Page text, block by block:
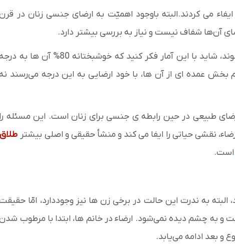
می کردند.البته باوجود اهمیّت به ارضای جنسی زنان در
آن‌ها شفاف نیست و نیاز به بررسی بیشتر دارد.
طبق آخرین آمار، حدود 20% خانم‌ها اصلاً ارضاء نمی‌شوند، شاید با این آمار فکر کنید که خوشبختانه 80% آن ها به
عمده ای از آن ها، با خود ارضایی به این درجه می‌رسند
طبیعی در حین رابطه ی جنسی برای زنان است. این مسئله
نقشی حیاتی را ایفا می کند و منشأ حقیقی و اصلی بیشتر طلاق
است.
البته به ندرت این حالت در برخی زن ها نیز وجوددارد، امّا
به چشم دیده نمی‌شود. ارضاء در خانم ها، ابتدا با مرطوب
و بعد ادامه می‌یابد.